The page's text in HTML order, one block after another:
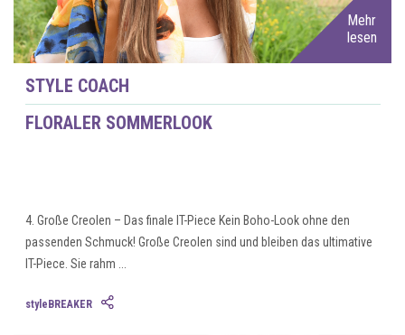
Mehr
lesen
STYLE COACH
FLORALER SOMMERLOOK
4. Große Creolen – Das finale IT-Piece Kein Boho-Look ohne den
passenden Schmuck! Große Creolen sind und bleiben das ultimative
IT-Piece. Sie rahm ...
styleBREAKER